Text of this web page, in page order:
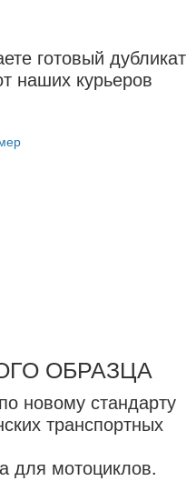
готовый дубликат
наших курьеров
ОБРАЗЦА
новому стандарту
транспортных
для мотоциклов.